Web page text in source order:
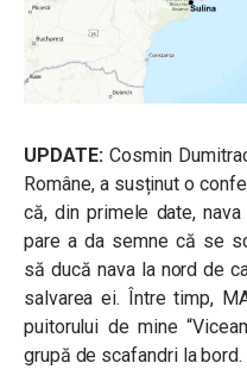
UPDATE:Cosmin
Române, a susținut o
că, din primele date,
pare a da semne că se
să ducă nava la nord de
salvarea ei. Între timp,
puitorului de mine
grupă de scafandri la bord.